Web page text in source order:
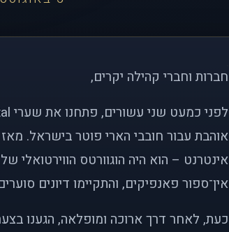
חברות וחברי קהילה יקרים,
אוהבת עבור חובבי הארי פוטר בישראל.
אינטרנט – הוא היה הוגוורטס הווירטואלי
אין־ספור פאנפיקים, והתקיימו דיונים
כעת, לאחר דרך ארוכה ומופלאה, הגענו